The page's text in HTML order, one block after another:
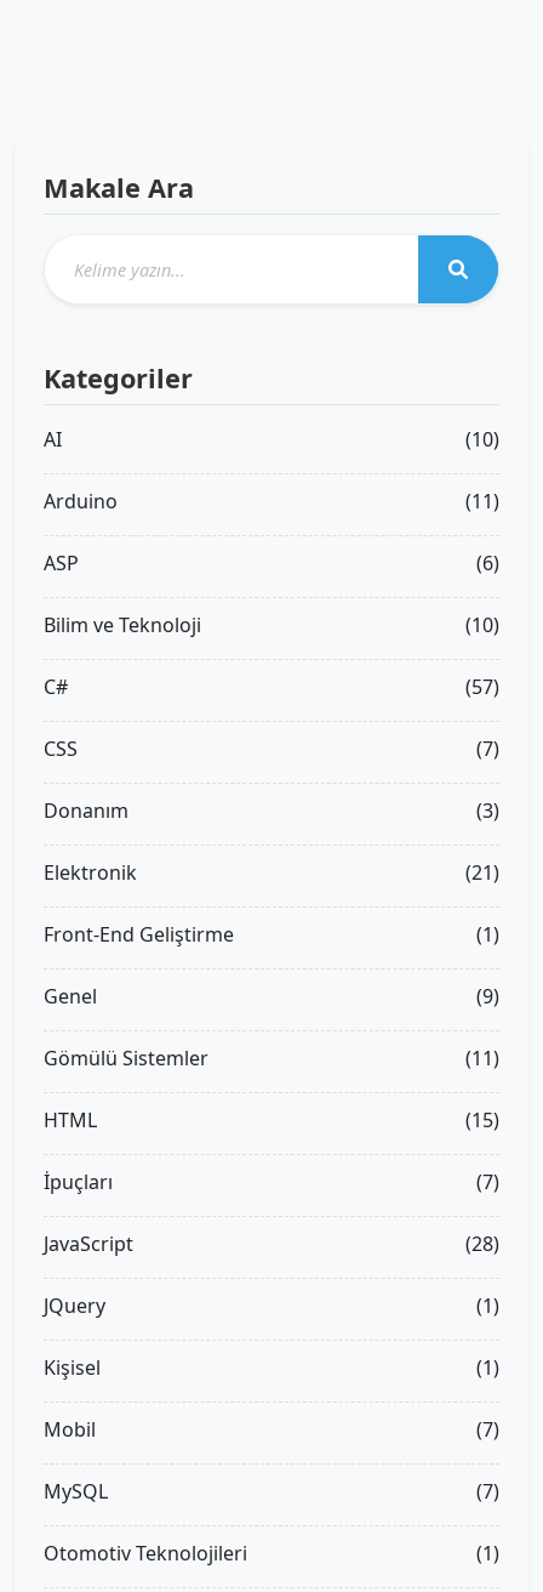
Makale Ara
Kategoriler
AI (10)
Arduino (11)
ASP (6)
Bilim ve Teknoloji (10)
C# (57)
CSS (7)
Donanım (3)
Elektronik (21)
Front-End Geliştirme (1)
Genel (9)
Gömülü Sistemler (11)
HTML (15)
İpuçları (7)
JavaScript (28)
JQuery (1)
Kişisel (1)
Mobil (7)
MySQL (7)
Otomotiv Teknolojileri (1)